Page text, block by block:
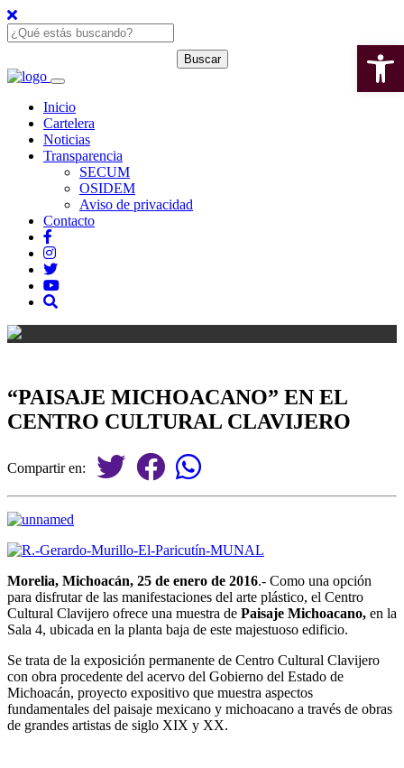
Inicio
Cartelera
Noticias
Transparencia
SECUM
OSIDEM
Aviso de privacidad
Contacto
“PAISAJE MICHOACANO” EN EL
CENTRO CULTURAL CLAVIJERO
Compartir en:
Morelia, Michoacán, 25 de enero de 2016.- Como una opción
para disfrutar de las manifestaciones del arte plástico, el Centro
Cultural Clavijero ofrece una muestra de Paisaje Michoacano, en la
Sala 4, ubicada en la planta baja de este majestuoso edificio.
Se trata de la exposición permanente de Centro Cultural Clavijero
con obra procedente del acervo del Gobierno del Estado de
Michoacán, proyecto expositivo que muestra aspectos
fundamentales del paisaje mexicano y michoacano a través de obras
de grandes artistas de siglo XIX y XX.